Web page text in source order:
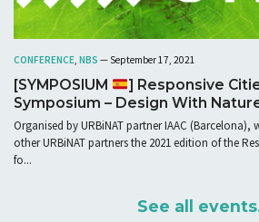
CONFERENCE NBS — September 17, 2021
[SYMPOSIUM
] Responsive
Symposium – Design With
Organised by URBiNAT partner IAAC
other URBiNAT partners the 2021 edition of the
fo...
See all